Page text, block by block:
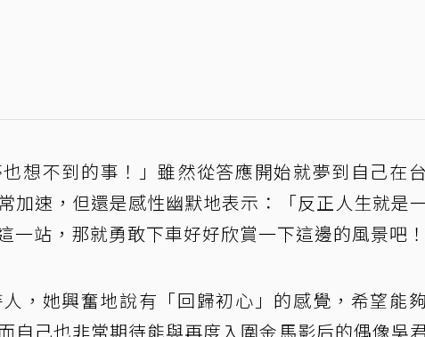
想不到的事！」雖然從答應開始就夢到自己在
加速，但還是感性幽默地表示：「反正人生就是
一站，那就勇敢下車好好欣賞一下這邊的風景吧！
，她興奮地說有「回歸初心」的感覺，希望能
自己也非常期待能與再度入圍金馬影后的偶像吳